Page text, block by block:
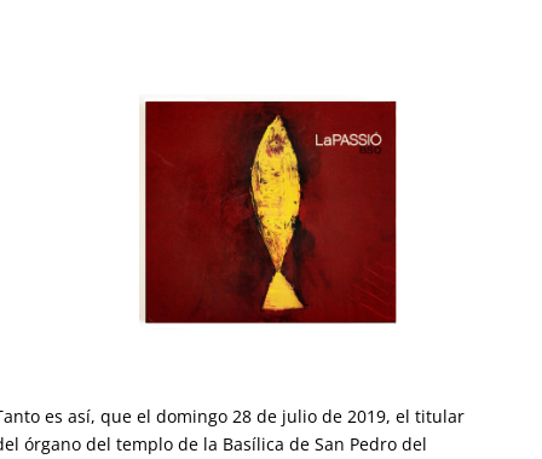
es así, que el domingo 28 de julio de 2019, el titular
órgano del templo de la Basílica de San Pedro del